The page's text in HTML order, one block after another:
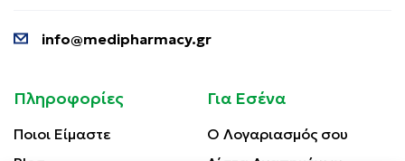
info@medipharmacy.gr
Πληροφορίες
Ποιοι Είμαστε
Για Εσένα
Ο Λογαριασμός σου